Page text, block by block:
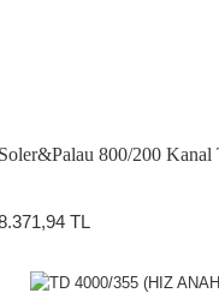
REGÜLATÖRLER
Soler&Palau 800/200 Kanal
TL